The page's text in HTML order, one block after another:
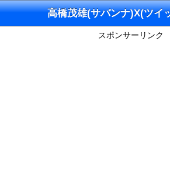
高橋茂雄(サバンナ)X(ツイ
スポンサーリンク